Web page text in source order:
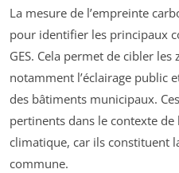
La mesure de l’empreinte
pour identifier les principaux
GES. Cela permet de cibler les
notamment l’éclairage public
des bâtiments municipaux.
pertinents dans le contexte
climatique, car ils constituent
commune.